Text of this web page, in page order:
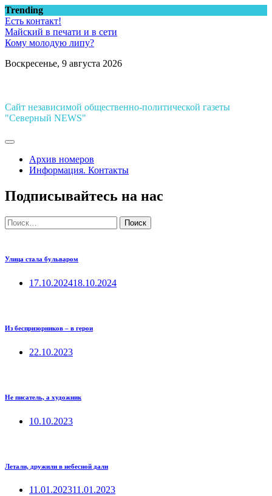
Перейти
к
содержимому
Trending
Есть контакт!
Майский в печати и в сети
Кому молодую липу?
Воскресенье, 9 августа 2026
Сайт независимой общественно-политической газеты
"Северный NEWS"
Архив номеров
Информация. Контакты
Подписывайтесь на нас
Найти:
Улица стала бульваром
17.10.202418.10.2024
Из беспризорников – в герои
22.10.2023
Не писатель, а художник
10.10.2023
Летали, дружили в небесной дали
11.01.202311.01.2023